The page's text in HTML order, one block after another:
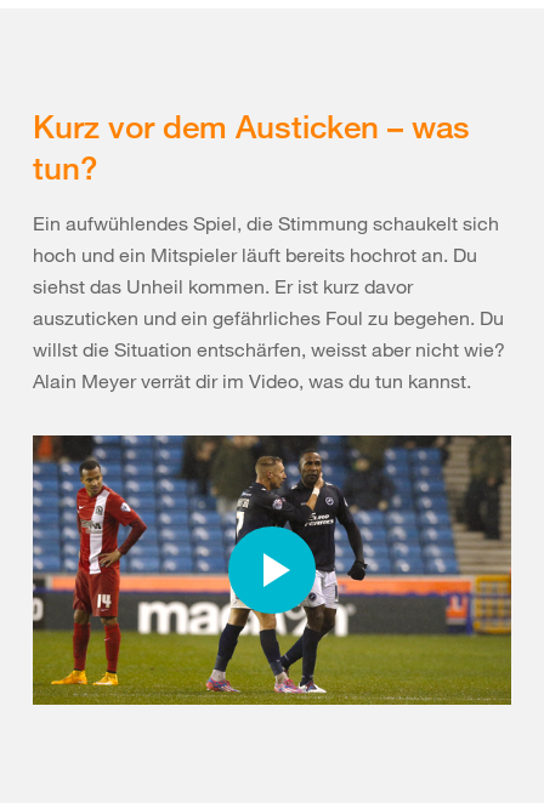
Kurz vor dem Austicken – was
tun?
Ein aufwühlendes Spiel, die Stimmung schaukelt sich
hoch und ein Mitspieler läuft bereits hochrot an. Du
siehst das Unheil kommen. Er ist kurz davor
auszuticken und ein gefährliches Foul zu begehen. Du
willst die Situation entschärfen, weisst aber nicht wie?
Alain Meyer verrät dir im Video, was du tun kannst.